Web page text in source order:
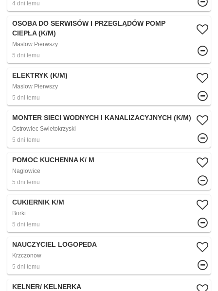
4 dni temu
OSOBA DO SERWISÓW I PRZEGLĄDÓW POMP
CIEPŁA (K/M)
Maslow Pierwszy
5 dni temu
ELEKTRYK (K/M)
Maslow Pierwszy
5 dni temu
MONTER SIECI WODNYCH I KANALIZACYJNYCH (K/M)
Ostrowiec Swietokrzyski
5 dni temu
POMOC KUCHENNA K/ M
Naglowice
5 dni temu
CUKIERNIK K/M
Borki
5 dni temu
NAUCZYCIEL LOGOPEDA
Krzczonow
5 dni temu
KELNER/ KELNERKA